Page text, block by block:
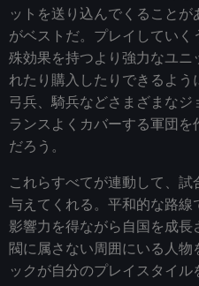
ットを送り込んでくること
がベストだ。プレイしてい
殊効果を持つより強力なユニ
れたり購入したりできるよう
弓兵、騎兵などさまざまな
ランスよくカバーする軍団
だろう。
これらすべてが連動して、
与えてくれる。平和的な路
影響力を得ながら自国を成
閥に属さない周囲にいる人
ックが自分のプレイスタイ